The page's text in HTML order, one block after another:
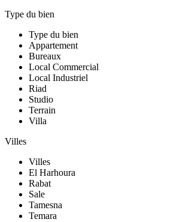
Type du bien
Type du bien
Appartement
Bureaux
Local Commercial
Local Industriel
Riad
Studio
Terrain
Villa
Villes
Villes
El Harhoura
Rabat
Sale
Tamesna
Temara